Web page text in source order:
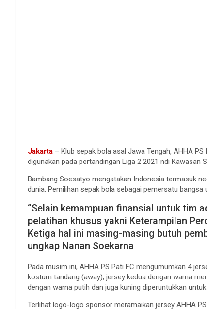
Jakarta – Klub sepak bola asal Jawa Tengah, AHHA
digunakan pada pertandingan Liga 2 2021 ndi Kawasan
Bambang Soesatyo mengatakan Indonesia termasuk
dunia. Pemilihan sepak bola sebagai pemersatu
“Selain kemampuan finansial untuk tim
pelatihan khusus yakni Keterampilan
Ketiga hal ini masing-masing butuh
ungkap Nanan Soekarna
Pada musim ini, AHHA PS Pati FC mengumumkan 4
kostum tandang (away), jersey kedua dengan warna
dengan warna putih dan juga kuning diperuntukkan
Terlihat logo-logo sponsor meramaikan jersey AHHA